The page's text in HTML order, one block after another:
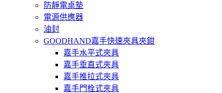
防靜電桌墊
電源供應器
油封
GOODHAND嘉手快速夾具夾鉗
嘉手水平式夾具
嘉手垂直式夾具
嘉手推拉式夾具
嘉手門栓式夾具